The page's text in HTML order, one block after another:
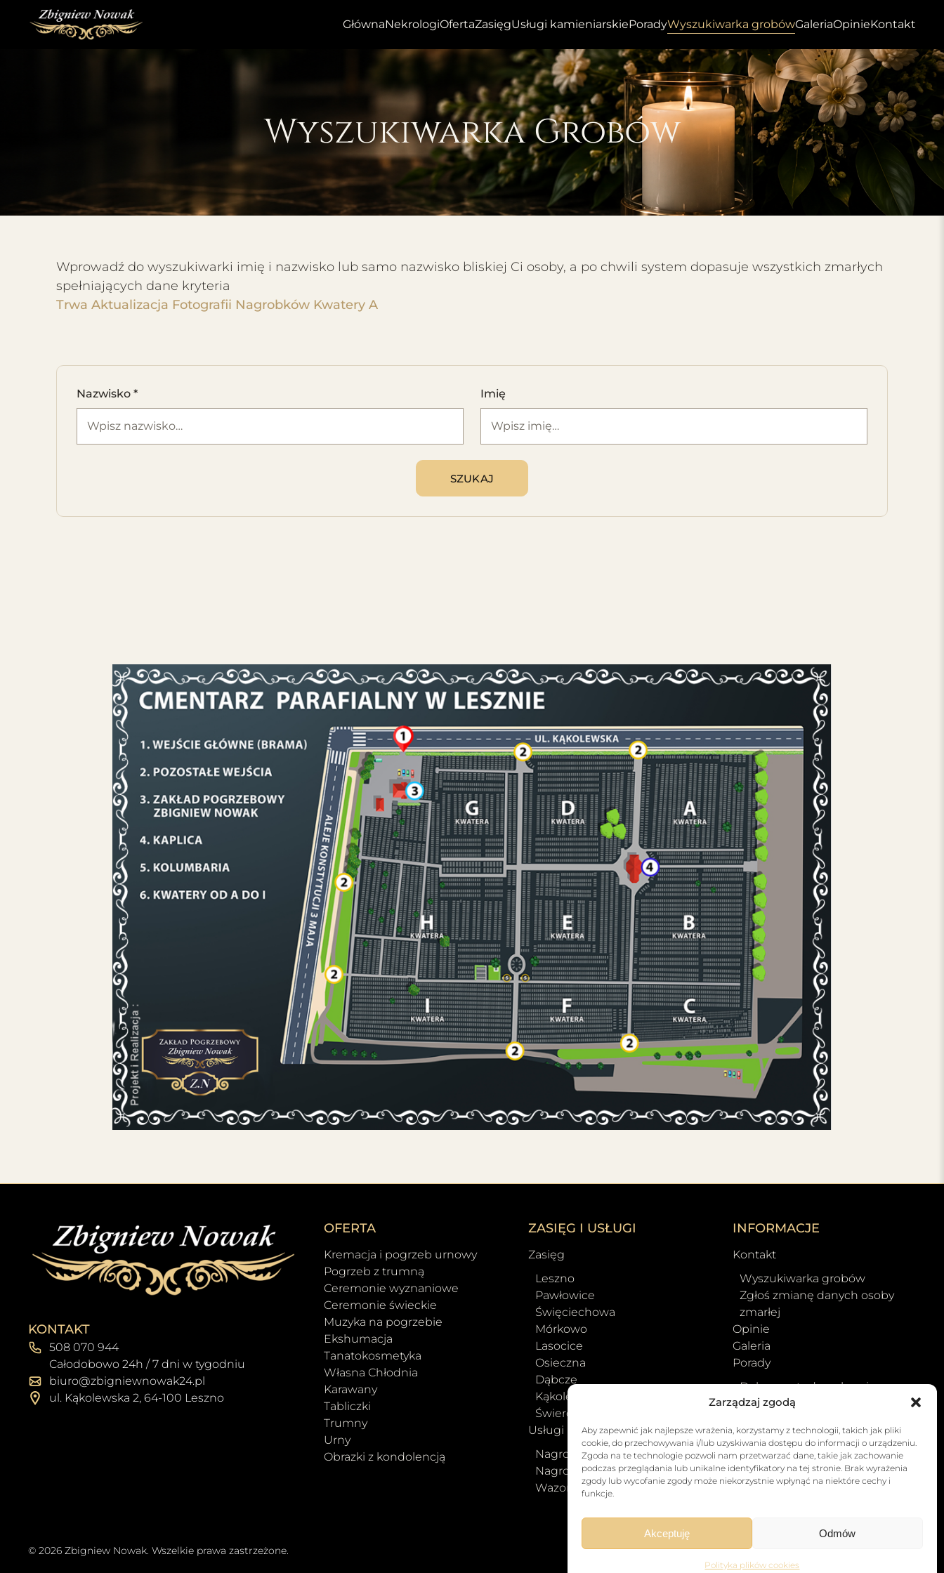
Zarządzaj zgodą
Aby zapewnić jak najlepsze wrażenia, korzystamy z technologii, takich jak pliki
cookie, do przechowywania i/lub uzyskiwania dostępu do informacji o urządzeniu.
Zgoda na te technologie pozwoli nam przetwarzać dane, takie jak zachowanie
podczas przeglądania lub unikalne identyfikatory na tej stronie. Brak wyrażenia
zgody lub wycofanie zgody może niekorzystnie wpłynąć na niektóre cechy i
funkcje.
Akceptuję Odmów
Polityka plików cookies
GłównaNekrologiOfertaZasięgUsługi kamieniarskiePoradyWyszukiwarka grobówGaleriaOpinieKontakt
Wyszukiwarka Grobów
Wprowadź do wyszukiwarki imię i nazwisko lub samo nazwisko bliskiej Ci osoby, a po chwili system dopasuje wszystkich zmarłych
spełniających dane kryteria
Trwa Aktualizacja Fotografii Nagrobków Kwatery A
Nazwisko * Imię
SZUKAJ
KONTAKT
508 070 944
Całodobowo 24h / 7 dni w tygodniu
biuro@zbigniewnowak24.pl
ul. Kąkolewska 2, 64-100 Leszno
OFERTA
Kremacja i pogrzeb urnowy
Pogrzeb z trumną
Ceremonie wyznaniowe
Ceremonie świeckie
Muzyka na pogrzebie
Ekshumacja
Tanatokosmetyka
Własna Chłodnia
Karawany
Tabliczki
Trumny
Urny
Obrazki z kondolencją
ZASIĘG I USŁUGI
Zasięg
Leszno
Pawłowice
Święciechowa
Mórkowo
Lasocice
Osieczna
Dąbcze
Kąkolewo
Świerczyna
Usługi Kamieniarskie
Nagrobki pojedyncze
Nagrobki podwójne
Wazony i galanteria
INFORMACJE
Kontakt
Wyszukiwarka grobów
Zgłoś zmianę danych osoby
zmarłej
Opinie
Galeria
Porady
Dokumenty do pobrania
Parafie w Lesznie
© 2026 Zbigniew Nowak. Wszelkie prawa zastrzeżone.